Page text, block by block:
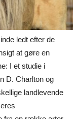
ledt efter de
at gøre en
I et studie i
D. Charlton og
landlevende